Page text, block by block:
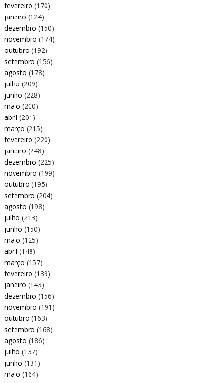
fevereiro (170)
janeiro (124)
dezembro (150)
novembro (174)
outubro (192)
setembro (156)
agosto (178)
julho (209)
junho (228)
maio (200)
abril (201)
março (215)
fevereiro (220)
janeiro (248)
dezembro (225)
novembro (199)
outubro (195)
setembro (204)
agosto (198)
julho (213)
junho (150)
maio (125)
abril (148)
março (157)
fevereiro (139)
janeiro (143)
dezembro (156)
novembro (191)
outubro (163)
setembro (168)
agosto (186)
julho (137)
junho (131)
maio (164)